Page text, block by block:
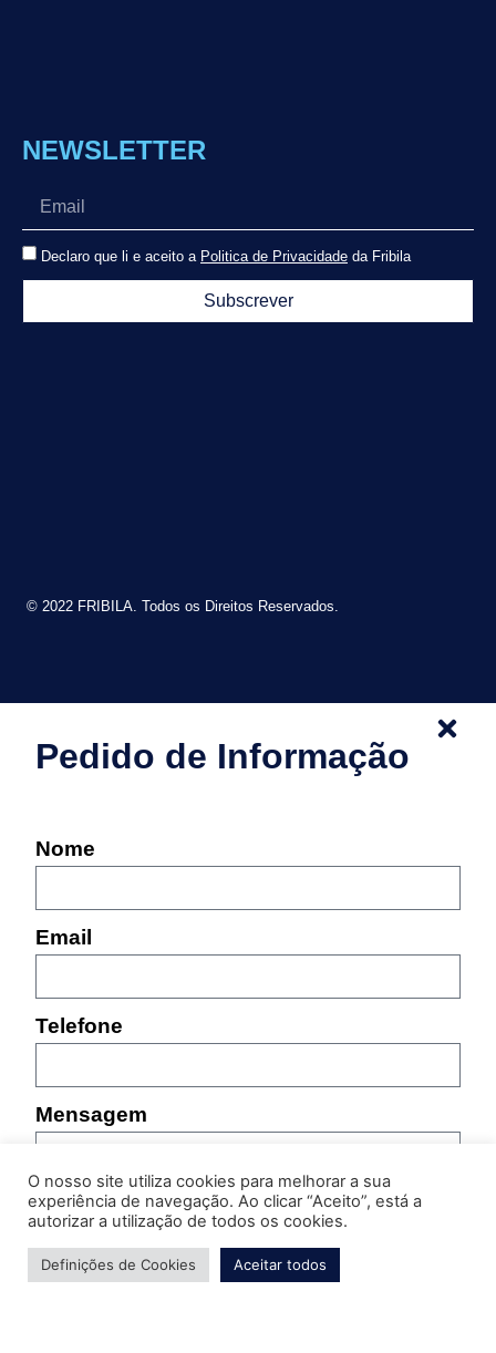
NEWSLETTER
Declaro que li e aceito a Politica de Privacidade da Fribila
Subscrever
© 2022 FRIBILA. Todos os Direitos Reservados.
O nosso site utiliza cookies para melhorar a sua
experiência de navegação. Ao clicar “Aceito”, está a
autorizar a utilização de todos os cookies.
Definições de Cookies Aceitar todos
Pedido de Informação
Nome
Email
Telefone
Mensagem
Por favor, indique as características do produto sobre